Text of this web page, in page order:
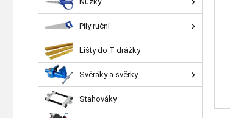
Pily ruční
Lišty do T drážky
Svěráky a svěrky
Stahováky